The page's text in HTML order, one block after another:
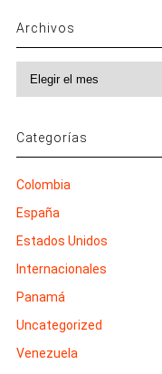
Archivos
Categorías
Colombia
España
Estados Unidos
Internacionales
Panamá
Uncategorized
Venezuela